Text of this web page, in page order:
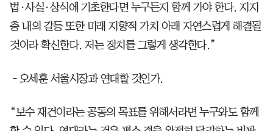
법·사실·상식에 기초한다면 누구든지 함께 가야 한다. 지지
층 내의 갈등 또한 미래 지향적 가치 아래 자연스럽게 해결될
것이라 확신한다. 저는 정치를 그렇게 생각한다.”
－오세훈 서울시장과 연대할 것인가.
“보수 재건이라는 공동의 목표를 위해서라면 누구와도 함께